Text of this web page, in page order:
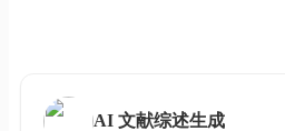
AI 文献综述生成